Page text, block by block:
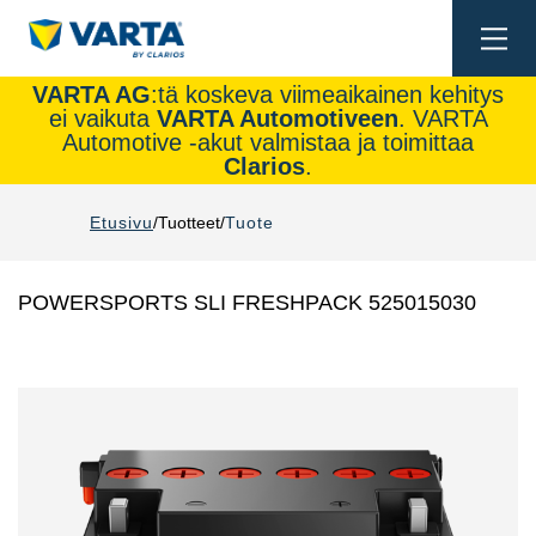
VARTA AG:tä koskeva viimeaikainen kehitys
ei vaikuta VARTA Automotiveen. VARTA
Automotive -akut valmistaa ja toimittaa
Clarios.
Etusivu Tuotteet Tuote
POWERSPORTS SLI FRESHPACK 525015030